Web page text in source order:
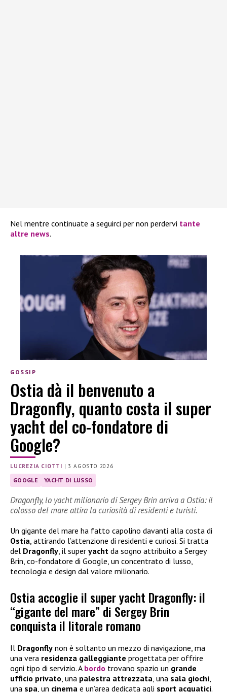
Nel mentre continuate a seguirci per non perdervi tante
altre news.
GOSSIP
Ostia dà il benvenuto a
Dragonfly, quanto costa il super
yacht del co-fondatore di
Google?
LUCREZIA CIOTTI |3 AGOSTO 2026
GOOGLE YACHT DI LUSSO
Dragonfly, lo yacht milionario di Sergey Brin arriva a Ostia: il
colosso del mare attira la curiosità di residenti e turisti.
Un gigante del mare ha fatto capolino davanti alla costa di
Ostia, attirando l’attenzione di residenti e curiosi. Si tratta
del Dragonfly, il super yacht da sogno attribuito a Sergey
Brin, co-fondatore di Google, un concentrato di lusso,
tecnologia e design dal valore milionario.
Ostia accoglie il super yacht Dragonfly: il
“gigante del mare” di Sergey Brin
conquista il litorale romano
Il Dragonfly non è soltanto un mezzo di navigazione, ma
una vera residenza galleggiante progettata per offrire
ogni tipo di servizio. A bordo trovano spazio un grande
ufficio privato , una palestra attrezzata , una sala giochi
una spa , un cinema e un’area dedicata agli sport acquatici.